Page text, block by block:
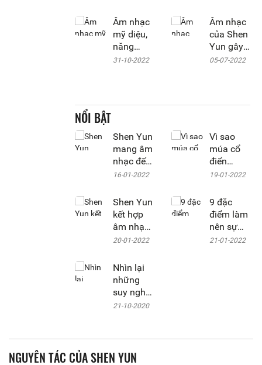
Hoa vào
dàn nhạc
giao
hưởng
nào?
Âm nhạc
mỹ diệu,
năng
lượng
31-10-2022
Âm nhạc
của Shen
Yun gây
ấn tượng
05-07-2022
NỔI BẬT
Shen Yun
mang âm
nhạc đến
từ Thiên
16-01-2022
Vì sao
múa cổ
điển
Trung
phát triển
rực rỡ tại
hải
ngoại?
19-01-2022
Shen Yun
kết hợp
âm nhạc
cổ điển
Hoa vào
dàn nhạc
giao
hưởng
như thế
20-01-2022
9 đặc
điểm làm
nên sự
độc đáo
21-01-2022
Nhìn lại
những
suy nghĩ
tương
mục
ShenYun
21-10-2020
NGUYÊN TÁC CỦA SHEN YUN